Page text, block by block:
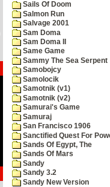
Sails Of Doom
Salmon Run
Salvage 2001
Sam Doma
Sam Doma II
Same Game
Sammy The Sea Serpent
Samobojcy
Samolocik
Samotnik (v1)
Samotnik (v2)
Samurai's Game
Samuraj
San Francisco 1906
Sanctified Quest For
Sands Of Egypt, The
Sands Of Mars
Sandy
Sandy 3.2
Sandy New Version